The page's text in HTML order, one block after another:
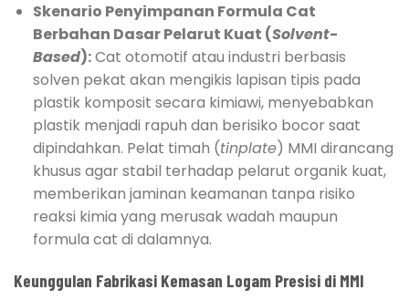
Skenario Penyimpanan Formula Cat
Berbahan Dasar Pelarut Kuat (Solvent-
Based):Cat otomotif atau industri berbasis
solven pekat akan mengikis lapisan tipis pada
plastik komposit secara kimiawi, menyebabkan
plastik menjadi rapuh dan berisiko bocor saat
dipindahkan. Pelat timah (tinplate) MMI dirancang
khusus agar stabil terhadap pelarut organik kuat,
memberikan jaminan keamanan tanpa risiko
reaksi kimia yang merusak wadah maupun
formula cat di dalamnya.
Keunggulan Fabrikasi Kemasan Logam Presisi di MMI